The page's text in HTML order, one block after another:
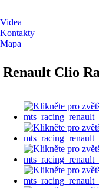
Videa
Kontakty
Mapa
Renault Clio